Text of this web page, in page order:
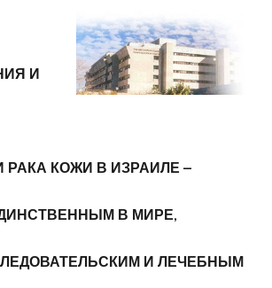
И
КОЖИ В ИЗРАИЛЕ –
В МИРЕ,
И ЛЕЧЕБНЫМ